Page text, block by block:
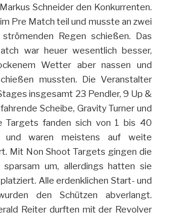
Schneider den Konkurrenten.
Pre Match teil und musste an zwei
Regen schießen. Das
war heuer wesentlich besser,
Wetter aber nassen und
mussten. Die Veranstalter
insgesamt 23 Pendler, 9 Up &
Scheibe, Gravity Turner und
Targets fanden sich von 1 bis 40
und waren meistens auf weite
Mit Non Shoot Targets gingen die
um, allerdings hatten sie
Alle erdenklichen Start- und
den Schützen abverlangt.
Reiter durften mit der Revolver